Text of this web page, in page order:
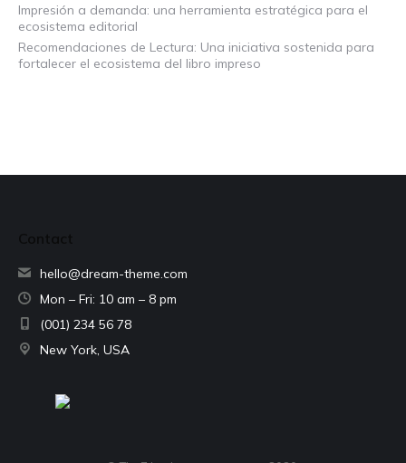
Impresión a demanda: una herramienta estratégica para el
ecosistema editorial
Recomendaciones de Lectura: Una iniciativa sostenida para
fortalecer el ecosistema del libro impreso
hello@dream-theme.com
Mon – Fri: 10 am – 8 pm
(001) 234 56 78
New York, USA